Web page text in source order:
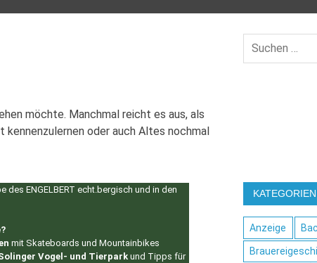
möchte. Manchmal reicht es aus, als
kennenzulernen oder auch Altes nochmal
des ENGELBERT echt.bergisch und in den
mit Skateboards und Mountainbikes
Vogel- und Tierpark und Tipps für
KATEGORIEN
Anzeige